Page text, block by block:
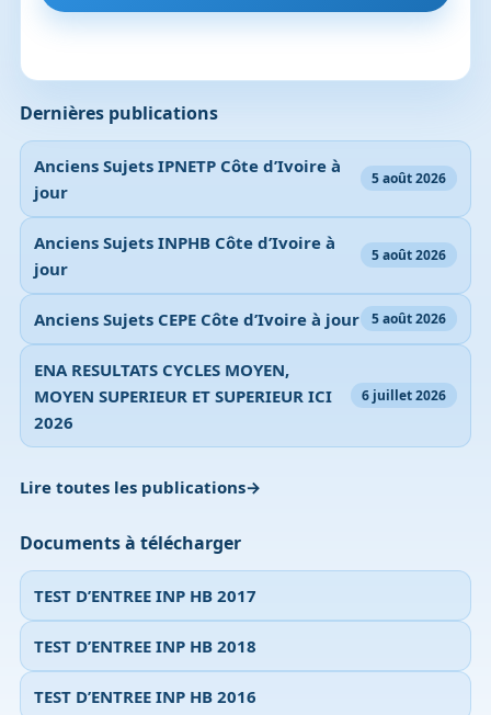
Dernières publications
Anciens Sujets IPNETP Côte d’Ivoire à
jour
5 août 2026
Anciens Sujets INPHB Côte d’Ivoire à
jour
5 août 2026
Anciens Sujets CEPE Côte d’Ivoire à jour 5 août 2026
ENA RESULTATS CYCLES MOYEN,
MOYEN SUPERIEUR ET SUPERIEUR ICI
2026
6 juillet 2026
Lire toutes les publications
Documents à télécharger
TEST D’ENTREE INP HB 2017
TEST D’ENTREE INP HB 2018
TEST D’ENTREE INP HB 2016